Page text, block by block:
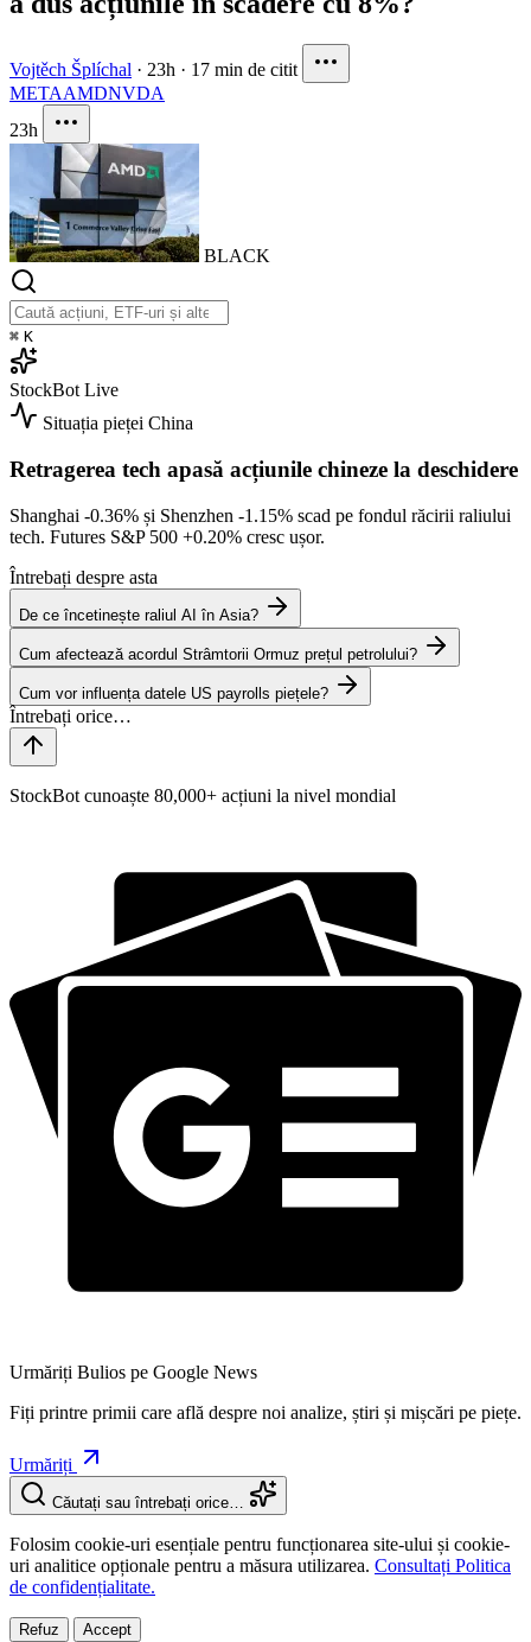
Vojtěch Šplíchal · 23h · 17 min de citit
METAAMDNVDA
23h
BLACK
⌘ K
StockBot Live
Situația pieței China
Retragerea tech apasă acțiunile chineze la deschidere
Shanghai -0.36% și Shenzhen -1.15% scad pe fondul răcirii raliului
tech. Futures S&P 500 +0.20% cresc ușor.
Întrebați despre asta
De ce încetinește raliul AI în Asia?
Cum afectează acordul Strâmtorii Ormuz prețul petrolului?
Cum vor influența datele US payrolls piețele?
StockBot cunoaște 80,000+ acțiuni la nivel mondial
Urmăriți Bulios pe Google News
Fiți printre primii care află despre noi analize, știri și mișcări pe piețe.
Urmăriți
Căutați sau întrebați orice…
Folosim cookie-uri esențiale pentru funcționarea site-ului și cookie-
uri analitice opționale pentru a măsura utilizarea. Consultați Politica
de confidențialitate.
Refuz Accept